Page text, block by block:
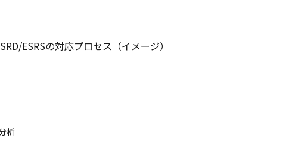
ESRSの対応プロセス（イメージ）
析